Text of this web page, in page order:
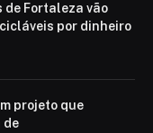
de Fortaleza vão
por dinheiro
projeto que
de